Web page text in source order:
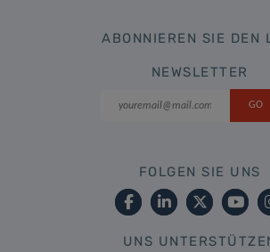
ABONNIEREN SIE DEN
NEWSLETTER
FOLGEN SIE UNS
UNS